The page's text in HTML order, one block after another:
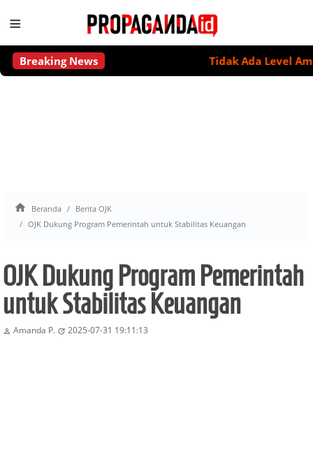
≡
Breaking News Tidak Ada Level Aman
 Beranda
Berita OJK
OJK Dukung Program Pemerintah untuk Stabilitas Keuangan
OJK Dukung Program Pemerintah
untuk Stabilitas Keuangan
 Amanda P.  2025-07-31 19:11:13